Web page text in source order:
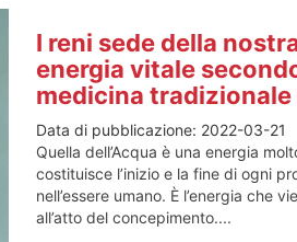
I reni sede della
energia vitale
medicina tradizionale
Data di pubblicazione: 2022-03-21
Quella dell’Acqua è una energia
costituisce l’inizio e la fine di ogni
nell’essere umano. È l’energia che
all’atto del concepimento....